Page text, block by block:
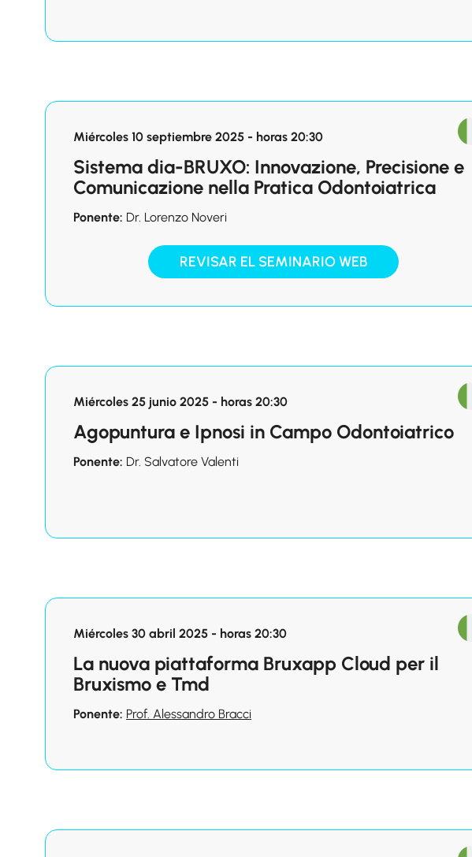
Miércoles 10 septiembre 2025 - horas 20:30
Sistema dia-BRUXO: Innovazione, Precisione e
Comunicazione nella Pratica Odontoiatrica
Ponente: Dr. Lorenzo Noveri
REVISAR EL SEMINARIO WEB
Miércoles 25 junio 2025 - horas 20:30
Agopuntura e Ipnosi in Campo Odontoiatrico
Ponente: Dr. Salvatore Valenti
Miércoles 30 abril 2025 - horas 20:30
La nuova piattaforma Bruxapp Cloud per il
Bruxismo e Tmd
Ponente: Prof. Alessandro Bracci